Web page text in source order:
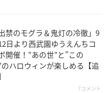
出禁のモグラ＆鬼灯の冷徹」9
日より西武園ゆうえんちコ
開催！”あの世”と”この
のハロウィンが楽しめる【追
7コメント